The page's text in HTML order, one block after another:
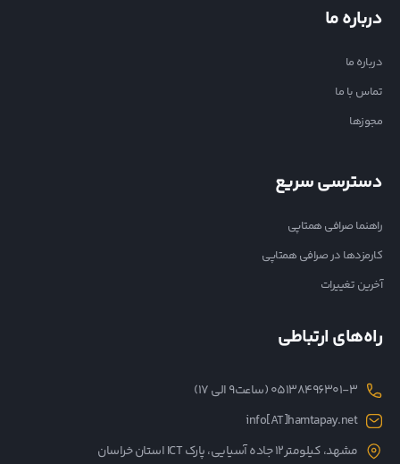
درباره ما
درباره ما
تماس با ما
مجوزها
دسترسی سریع
راهنما صرافی همتاپی
کارمزدها در صرافی همتاپی
آخرین تغییرات
راه‌های ارتباطی
05138496301-3 (ساعت۹ الی ۱۷)
info[AT]hamtapay.net
مشهد، کیلومتر12 جاده آسیایی، پارک ICT استان خراسان